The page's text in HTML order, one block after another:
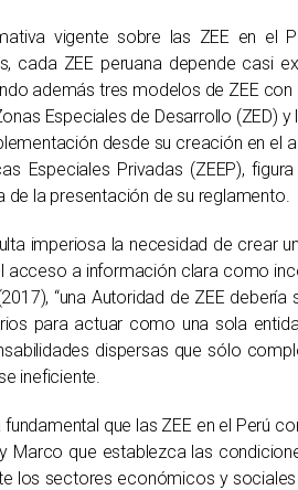
vigente sobre las ZEE en el
cada ZEE peruana depende casi
además tres modelos de ZEE
Especiales de Desarrollo (ZED)
desde su creación en el
Especiales Privadas (ZEEP),
de la presentación de su reglamento.
imperiosa la necesidad de crear
acceso a información clara como
“una Autoridad de ZEE
para actuar como una sola
dispersas que sólo
ineficiente.
que las ZEE en el Perú
Marco que establezca las
los sectores económicos y